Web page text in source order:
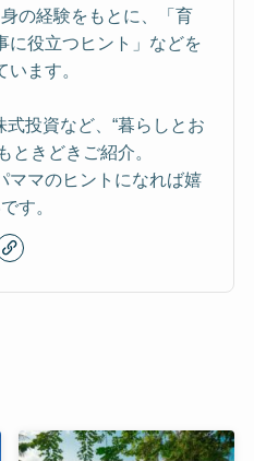
の経験をもとに、「育
に役立つヒント」などを
います。
投資など、“暮らしとお
ときどきご紹介。
ママのヒントになれば嬉
す。